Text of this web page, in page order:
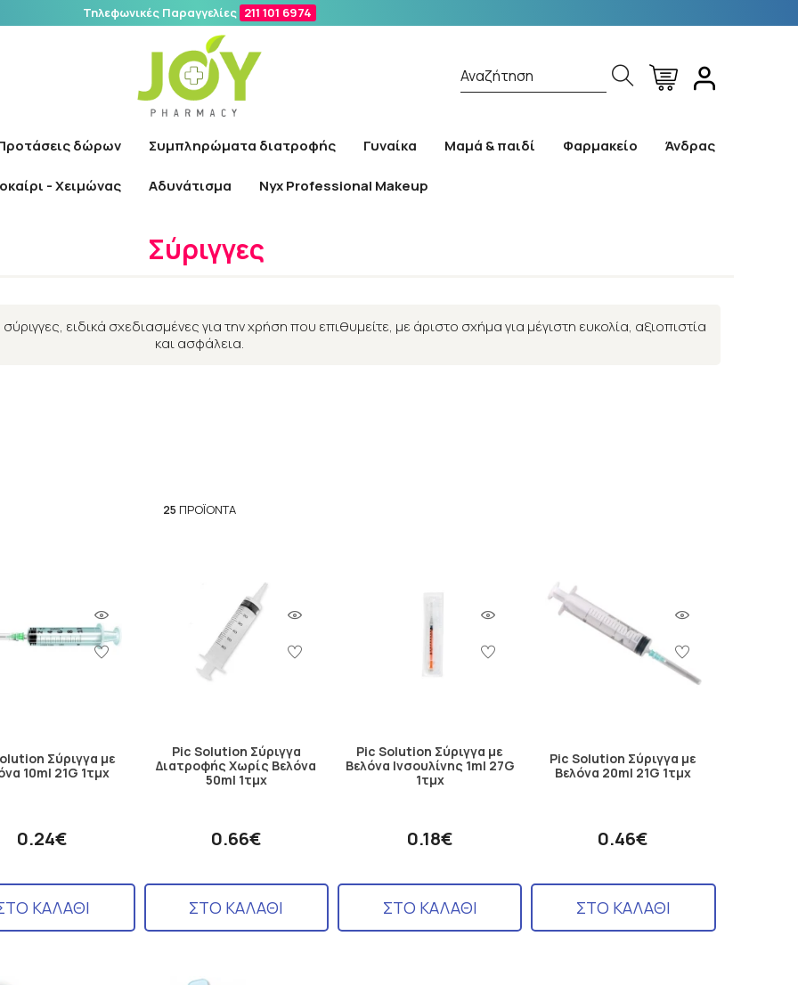
Τηλεφωνικές Παραγγελίες 211 101 6974
Αναζήτηση
δώρων Συμπληρώματα διατροφής Γυναίκα Μαμά & παιδί Φαρμακείο Άνδρας
- Χειμώνας Αδυνάτισμα Nyx Professional Makeup
Αναζήτηση
Αρχική / Φαρμακείο / Πρώτες Βοήθειες / Σύριγγες
Σύριγγες
ειδικά σχεδιασμένες για την χρήση που επιθυμείτε, με άριστο σχήμα για μέγιστη ευκολία, αξιοπιστία
και ασφάλεια.
25 ΠΡΟΪΌΝΤΑ
Σύριγγα με
10ml 21G 1τμχ
0.24€
ΚΑΛΑΘΙ
Pic Solution Σύριγγα
Διατροφής Χωρίς Βελόνα
50ml 1τμχ
0.66€
ΣΤΟ ΚΑΛΑΘΙ
Pic Solution Σύριγγα με
Βελόνα Ινσουλίνης 1ml 27G
1τμχ
0.18€
ΣΤΟ ΚΑΛΑΘΙ
Pic Solution Σύριγγα με
Βελόνα 20ml 21G 1τμχ
0.46€
ΣΤΟ ΚΑΛΑΘΙ